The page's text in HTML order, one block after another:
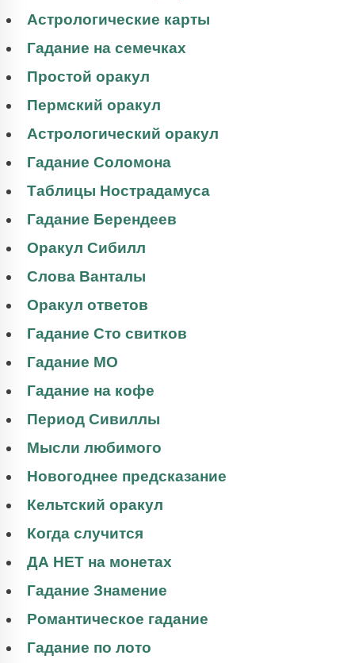
Астрологические карты
Гадание на семечках
Простой оракул
Пермский оракул
Астрологический оракул
Гадание Соломона
Таблицы Нострадамуса
Гадание Берендеев
Оракул Сибилл
Слова Ванталы
Оракул ответов
Гадание Сто свитков
Гадание МО
Гадание на кофе
Период Сивиллы
Мысли любимого
Новогоднее предсказание
Кельтский оракул
Когда случится
ДА НЕТ на монетах
Гадание Знамение
Романтическое гадание
Гадание по лото